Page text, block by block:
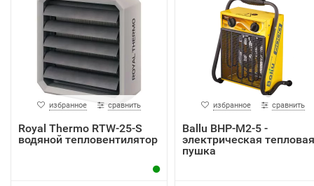
избранное сравнить
Royal Thermo RTW-25-S
водяной тепловентилятор
избранное сравнить
Ballu BHP-M2-5 -
электрическая тепловая
пушка